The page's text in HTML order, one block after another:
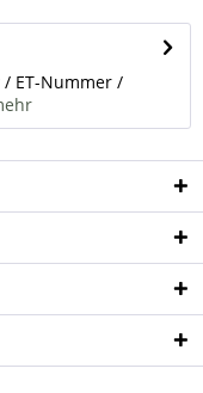
ET-Nummer /